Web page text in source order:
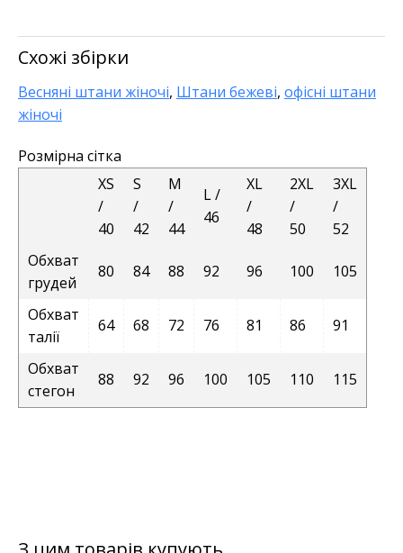
Схожі збірки
Весняні штани жіночі, Штани бежеві, офісні штани
жіночі
Розмірна сітка
XS
/
40
S
/
42
M
/
44
L /
46
XL
/
48
2XL
/
50
3XL
/
52
Обхват
грудей
80 84 88 92 96 100 105
Обхват
талії
64 68 72 76 81 86 91
Обхват
стегон
88 92 96 100 105 110 115